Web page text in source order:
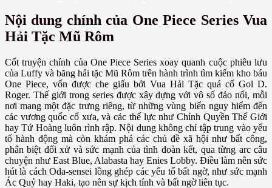
Nội dung chính của One Piece Series Vua
Hải Tặc Mũ Rôm
Cốt truyện chính của One Piece Series xoay quanh cuộc phiêu lưu
của Luffy và băng hải tặc Mũ Rôm trên hành trình tìm kiếm kho báu
One Piece, vốn được che giấu bởi Vua Hải Tặc quá cố Gol D.
Roger. Thế giới trong series được xây dựng với vô số đảo nổi, mỗi
nơi mang một đặc trưng riêng, từ những vùng biển nguy hiểm đến
các vương quốc cổ xưa, và các thế lực như Chính Quyền Thế Giới
hay Tứ Hoàng luôn rình rập. Nội dung không chỉ tập trung vào yếu
tố hành động mà còn khám phá các chủ đề xã hội như bất công,
phân biệt đối xử và sức mạnh của tình đoàn kết, qua từng arc câu
chuyện như East Blue, Alabasta hay Enies Lobby. Điều làm nên sức
hút là cách Oda-sensei lồng ghép các yếu tố bất ngờ, như sức mạnh
Ác Quỷ hay Haki, tạo nên sự kịch tính và bất ngờ liên tục.